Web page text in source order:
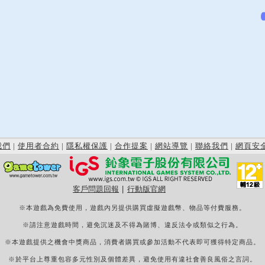
們 | 使用者合約 | 隱私權保護 | 合作提案 | 網站導覽 | 聯絡我們 | 網頁安
客戶問題回報 行動版官網
※本遊戲為免費使用，遊戲內另提供購買虛擬遊戲幣、物品等付費服務。
※請注意遊戲時間，避免沉迷及不得為賭博、違反法令或類似之行為。
※本遊戲提供之機會中獎商品，消費者購買或參加活動不代表即可獲得特定商品。
※於平台上尊重包容多元性別及個體差異，避免使用有違社會善良風俗之言詞。